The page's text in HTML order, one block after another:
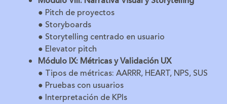
● Pitch de proyectos
● Storyboards
● Storytelling centrado en usuario
● Elevator pitch
Módulo IX: Métricas y Validación UX
● Tipos de métricas: AARRR, HEART, NPS, SUS
● Pruebas con usuarios
● Interpretación de KPIs